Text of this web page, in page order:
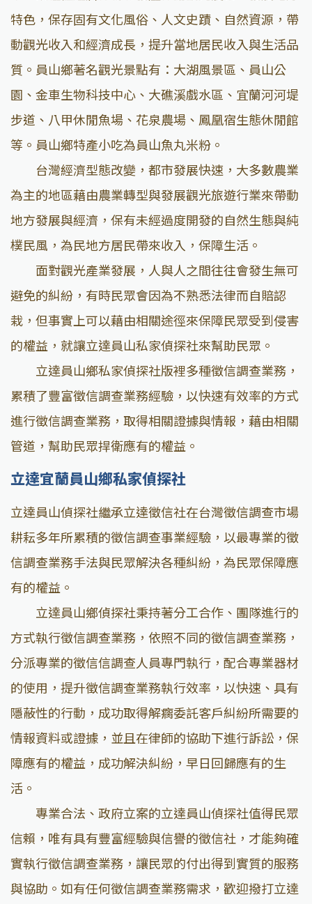
特色，保存固有文化風俗、人文史蹟、自然資源，帶
動觀光收入和經濟成長，提升當地居民收入與生活品
質。員山鄉著名觀光景點有：大湖風景區、員山公
園、金車生物科技中心、大礁溪戲水區、宜蘭河河堤
步道、八甲休閒魚場、花泉農場、鳳凰宿生態休閒館
等。員山鄉特產小吃為員山魚丸米粉。
台灣經濟型態改變，都市發展快速，大多數農業
為主的地區藉由農業轉型與發展觀光旅遊行業來帶動
地方發展與經濟，保有未經過度開發的自然生態與純
樸民風，為民地方居民帶來收入，保障生活。
面對觀光產業發展，人與人之間往往會發生無可
避免的糾紛，有時民眾會因為不熟悉法律而自賠認
栽，但事實上可以藉由相關途徑來保障民眾受到侵害
的權益，就讓立達員山私家偵探社來幫助民眾。
立達員山鄉私家偵探社版裡多種徵信調查業務，
累積了豐富徵信調查業務經驗，以快速有效率的方式
進行徵信調查業務，取得相關證據與情報，藉由相關
管道，幫助民眾捍衛應有的權益。
立達宜蘭員山鄉私家偵探社
立達員山偵探社繼承立達徵信社在台灣徵信調查市場
耕耘多年所累積的徵信調查事業經驗，以最專業的徵
信調查業務手法與民眾解決各種糾紛，為民眾保障應
有的權益。
立達員山鄉偵探社秉持著分工合作、團隊進行的
方式執行徵信調查業務，依照不同的徵信調查業務，
分派專業的徵信信調查人員專門執行，配合專業器材
的使用，提升徵信調查業務執行效率，以快速、具有
隱蔽性的行動，成功取得解瘸委託客戶糾紛所需要的
情報資料或證據，並且在律師的協助下進行訴訟，保
障應有的權益，成功解決糾紛，早日回歸應有的生
活。
專業合法、政府立案的立達員山偵探社值得民眾
信賴，唯有具有豐富經驗與信譽的徵信社，才能夠確
實執行徵信調查業務，讓民眾的付出得到實質的服務
與協助。如有任何徵信調查業務需求，歡迎撥打立達